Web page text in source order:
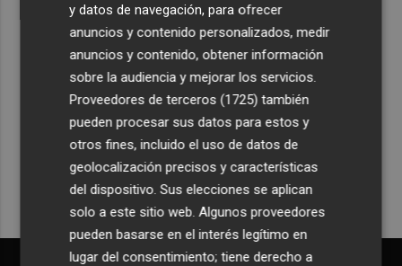
Recibe toda la actualidad de
Plaza Podcast en tu correo
Quiero suscribirme
y datos de navegación, para ofrecer
anuncios y contenido personalizados, medir
anuncios y contenido, obtener información
sobre la audiencia y mejorar los servicios.
Proveedores de terceros (1725) también
pueden procesar sus datos para estos y
otros fines, incluido el uso de datos de
geolocalización precisos y características
del dispositivo. Sus elecciones se aplican
solo a este sitio web. Algunos proveedores
pueden basarse en el interés legítimo en
lugar del consentimiento; tiene derecho a